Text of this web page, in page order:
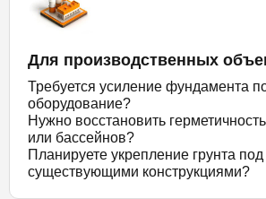
Для производственных
Требуется усиление фундамента
оборудование?
Нужно восстановить
или бассейнов?
Планируете укрепление грунта под
существующими конструкциями?